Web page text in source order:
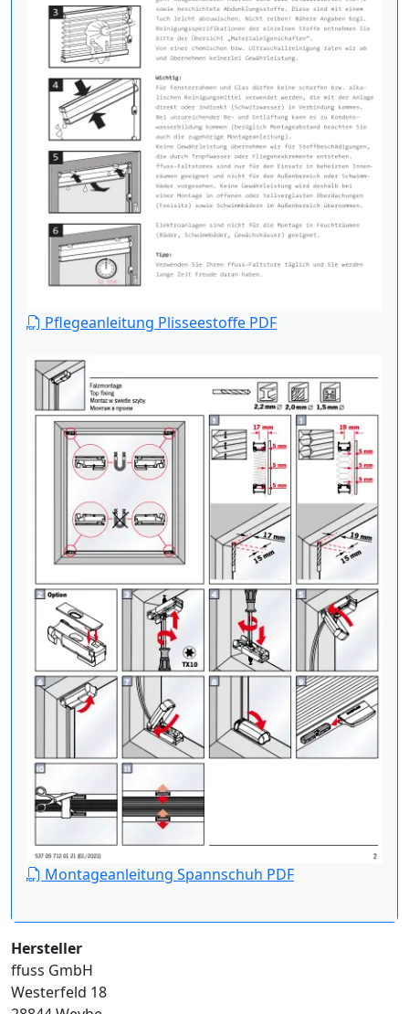
Pflegeanleitung Plisseestoffe PDF
Montageanleitung Spannschuh PDF
Hersteller
ffuss GmbH
Westerfeld 18